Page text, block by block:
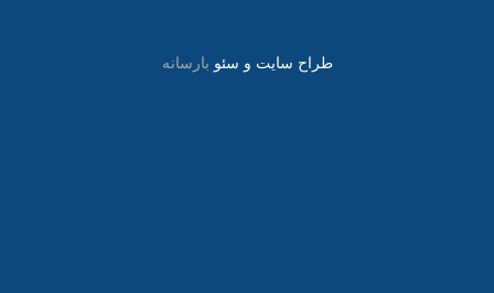
طراح سایت و سئو بارسانه